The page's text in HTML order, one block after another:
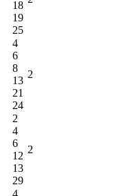
18
19
25
4
6
8
13
21
24
2
2
4
6
12
13
29
2
4